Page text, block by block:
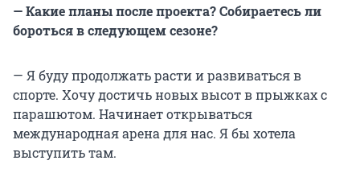
— Какие планы после проекта? Собираетесь ли
бороться в следующем сезоне?
— Я буду продолжать расти и развиваться в
спорте. Хочу достичь новых высот в прыжках с
парашютом. Начинает открываться
международная арена для нас. Я бы хотела
выступить там.